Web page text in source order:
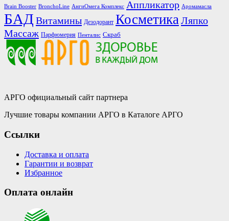
Brain Booster BronchoLine АнгиОмега Комплекс Аппликатор Аромамасла
БАД Витамины Дезодорант КосметикаЛяпко
Массаж Парфюмерия Пенталис Скраб
АРГО официальный сайт партнера
Лучшие товары компании АРГО в Каталоге АРГО
Ссылки
Доставка и оплата
Гарантии и возврат
Избранное
Оплата онлайн